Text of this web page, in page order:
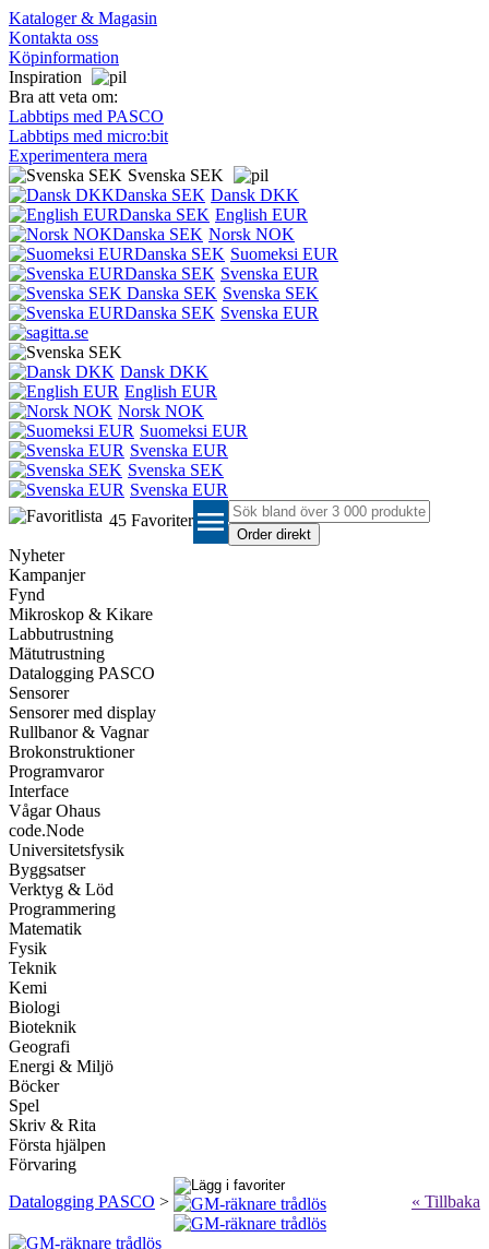
Kataloger & Magasin
Kontakta oss
Köpinformation
Inspiration
Bra att veta om:
Labbtips med PASCO
Labbtips med micro:bit
Experimentera mera
Svenska SEK
Dansk DKK
English EUR
Norsk NOK
Suomeksi EUR
Svenska EUR
Svenska SEK
Svenska EUR
Dansk DKK
English EUR
Norsk NOK
Suomeksi EUR
Svenska EUR
Svenska SEK
Svenska EUR
45 Favoriter menu
Nyheter
Kampanjer
Fynd
Mikroskop & Kikare
Labbutrustning
Mätutrustning
Datalogging PASCO
Sensorer
Sensorer med display
Rullbanor & Vagnar
Brokonstruktioner
Programvaror
Interface
Vågar Ohaus
code.Node
Universitetsfysik
Byggsatser
Verktyg & Löd
Programmering
Matematik
Fysik
Teknik
Kemi
Biologi
Bioteknik
Geografi
Energi & Miljö
Böcker
Spel
Skriv & Rita
Första hjälpen
Förvaring
Datalogging PASCO > « Tillbaka